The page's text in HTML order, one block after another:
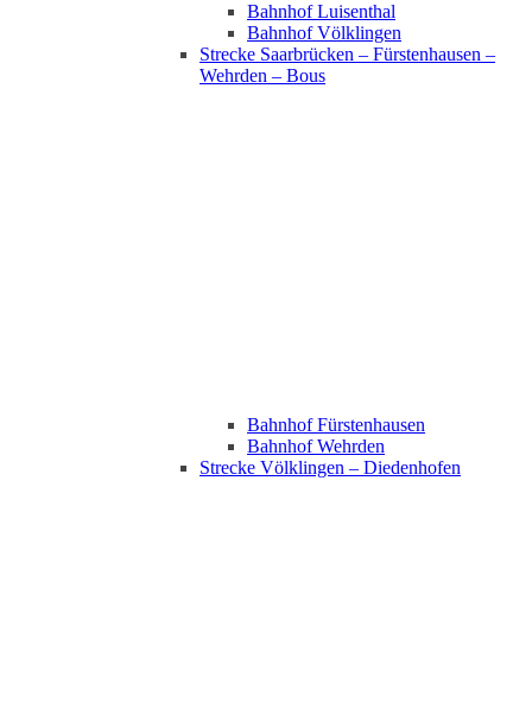
Bahnhof Luisenthal
Bahnhof Völklingen
Strecke Saarbrücken – Fürstenhausen –
Wehrden – Bous
Bahnhof Fürstenhausen
Bahnhof Wehrden
Strecke Völklingen – Diedenhofen